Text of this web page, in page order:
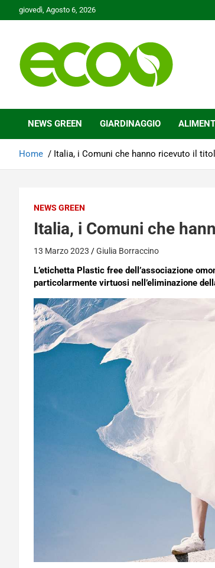
to
giovedì, Agosto 6, 2026
Ecoo.it
NEWS GREEN GIARDINAGGIO
Home Italia, i Comuni che hanno ricevuto il
NEWS GREEN
Italia, i Comuni che
13 Marzo 2023 Giulia Borraccino
L’etichetta Plastic free dell’associazione
particolarmente virtuosi nell’eliminazione